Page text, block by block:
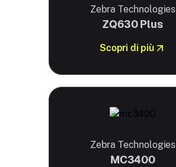
Zebra Technologies
ZQ630 Plus
Scopri di più
Zebra Technologies
MC3400